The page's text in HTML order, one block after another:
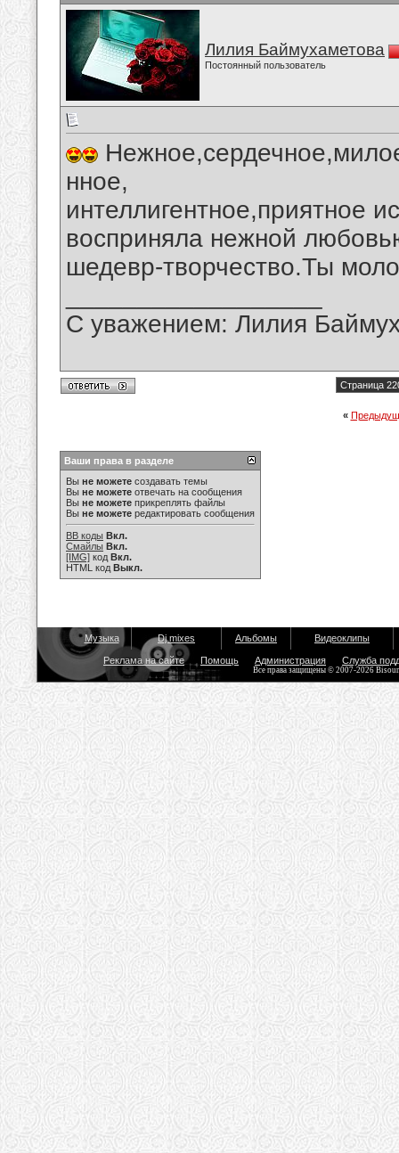
Лилия Баймухаметова
Постоянный пользователь
нное,
интеллигентное,приятное
восприняла нежной
шедевр-творчество.Ты
С уважением: Лилия
Страница
«
Ваши права в разделе
Вы не можете создавать темы
Вы не можете отвечать на сообщения
Вы не можете прикреплять файлы
Вы не можете редактировать сообщения
BB коды Вкл.
Смайлы Вкл.
[IMG] код Вкл.
HTML код Выкл.
Музыка Dj mixes Альбомы Видеоклипы
Реклама на сайте Помощь Администрация Служба
Все права защищены © 2007-2026